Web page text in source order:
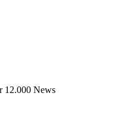
12.000 News